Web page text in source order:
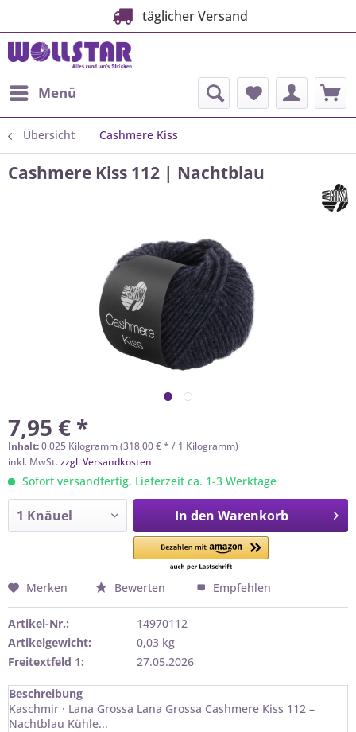
täglicher Versand
Menü
Übersicht Cashmere Kiss
Cashmere Kiss 112 | Nachtblau
7,95 € *
Inhalt:0.025 Kilogramm (318,00 € * / 1 Kilogramm)
inkl. MwSt.zzgl. Versandkosten
Sofort versandfertig, Lieferzeit ca. 1-3 Werktage
In den Warenkorb
Merken Bewerten Empfehlen
Artikel-Nr.:
14970112
Artikelgewicht:
0,03 kg
Freitextfeld 1:
27.05.2026
Beschreibung
Kaschmir · Lana Grossa Lana Grossa Cashmere Kiss 112 –
Nachtblau Kühle...